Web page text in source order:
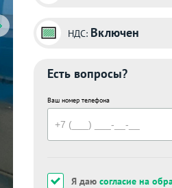
НДС: Включен
Есть вопросы?
Ваш номер телефона
Я даю согласие на